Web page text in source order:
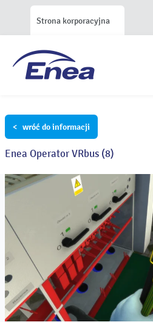
Strona korporacyjna
< wróć do informacji
Enea Operator VRbus (8)